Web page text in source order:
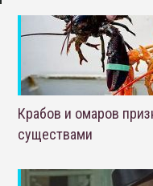
Крабов и омаров
существами